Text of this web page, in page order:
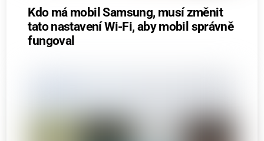
Kdo má mobil Samsung, musí změnit
tato nastavení Wi-Fi, aby mobil správně
fungoval